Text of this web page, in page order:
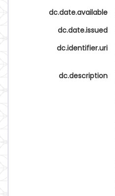
dc.date.available
dc.date.issued
dc.identifier.uri
dc.description